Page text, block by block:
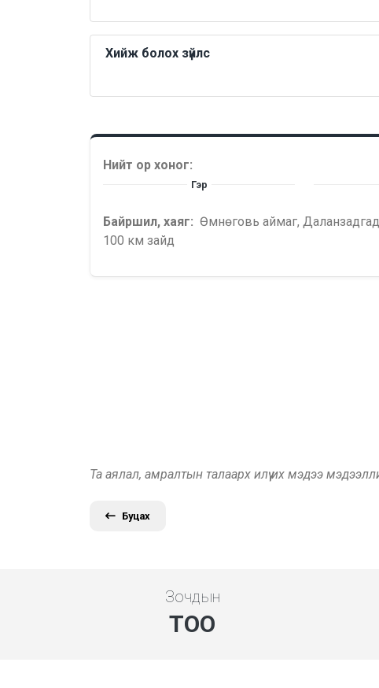
Хийж болох зүйлс
Нийт ор хоног:
Гэр
Байршил, хаяг: Өмнөговь аймаг,
100 км зайд
Та аялал, амралтын талаарх илүү их мэдээ
Буцах
Зочдын
ТОО